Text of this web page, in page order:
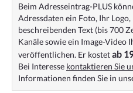
Beim Adresseintrag-PLUS
Adressdaten ein Foto, Ihr
beschreibenden Text (bis 700
Kanäle sowie ein Image-Video
veröffentlichen. Er kostetab
Bei Interesse kontaktieren Sie
Informationen finden Sie in